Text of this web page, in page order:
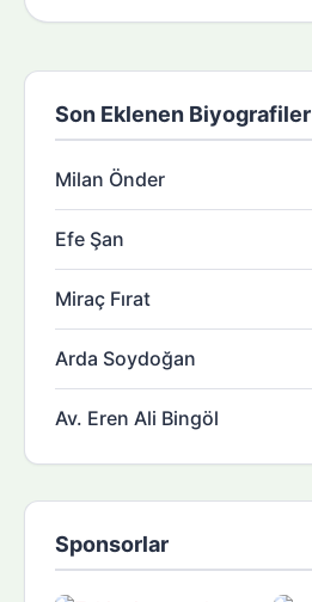
Son Eklenen Biyografiler
Milan Önder
Efe Şan
Miraç Fırat
Arda Soydoğan
Av. Eren Ali Bingöl
Sponsorlar